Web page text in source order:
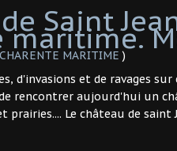
Saint
maritime.
CHARENTE MARITIME )
d'invasions et de ravages
rencontrer aujourd'hui un
Le château de saint